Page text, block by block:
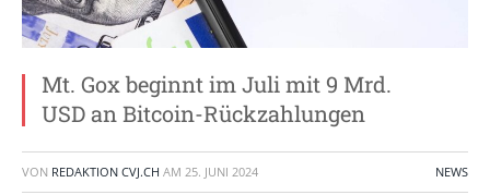
Mt. Gox beginnt im Juli mit 9 Mrd.
USD an Bitcoin-Rückzahlungen
VON REDAKTION CVJ.CH AM 25. JUNI 2024 NEWS